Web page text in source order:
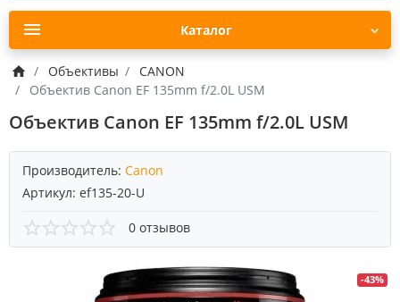
Каталог
Объективы
CANON
Объектив Canon EF 135mm f/2.0L USM
Объектив Canon EF 135mm f/2.0L USM
Производитель: Canon
Артикул: ef135-20-U
0 отзывов
-43%